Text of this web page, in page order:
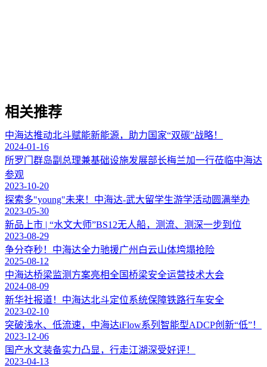
相关推荐
中海达推动北斗赋能新能源，助力国家“双碳”战略！
2024-01-16
所罗门群岛副总理兼基础设施发展部长梅兰加一行莅临中海达
参观
2023-10-20
探索多"young"未来！中海达-武大留学生游学活动圆满举办
2023-05-30
新品上市 | “水文大师”BS12无人船，测流、测深一步到位
2023-08-29
争分夺秒！中海达全力驰援广州白云山体垮塌抢险
2025-08-12
中海达桥梁监测方案亮相全国桥梁安全运营技术大会
2024-08-09
新华社报道！中海达北斗定位系统保障铁路行车安全
2023-02-10
突破浅水、低流速，中海达iFlow系列智能型ADCP创新“低”！
2023-12-06
国产水文装备实力凸显，行走江湖深受好评！
2023-04-13